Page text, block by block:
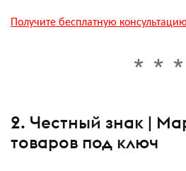
Получите бесплатную
2. Честный знак |
товаров под ключ